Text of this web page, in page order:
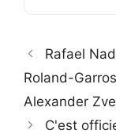
Rafael
Roland-
Alexander
C'est